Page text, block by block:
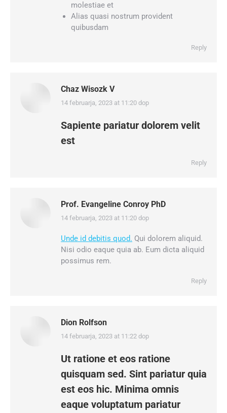
molestiae et
Alias quasi nostrum provident
quibusdam
Reply
Chaz Wisozk V
says:
14 februarja, 2023 at 11:20 dop
Sapiente pariatur dolorem velit
est
Reply
Prof. Evangeline Conroy PhD
says:
14 februarja, 2023 at 11:20 dop
Unde id debitis quod. Qui dolorem aliquid.
Nisi odio eaque quia ab. Eum dicta aliquid
possimus rem.
Reply
Dion Rolfson
says:
14 februarja, 2023 at 11:22 dop
Ut ratione et eos ratione
quisquam sed. Sint pariatur quia
est eos hic. Minima omnis
eaque voluptatum pariatur